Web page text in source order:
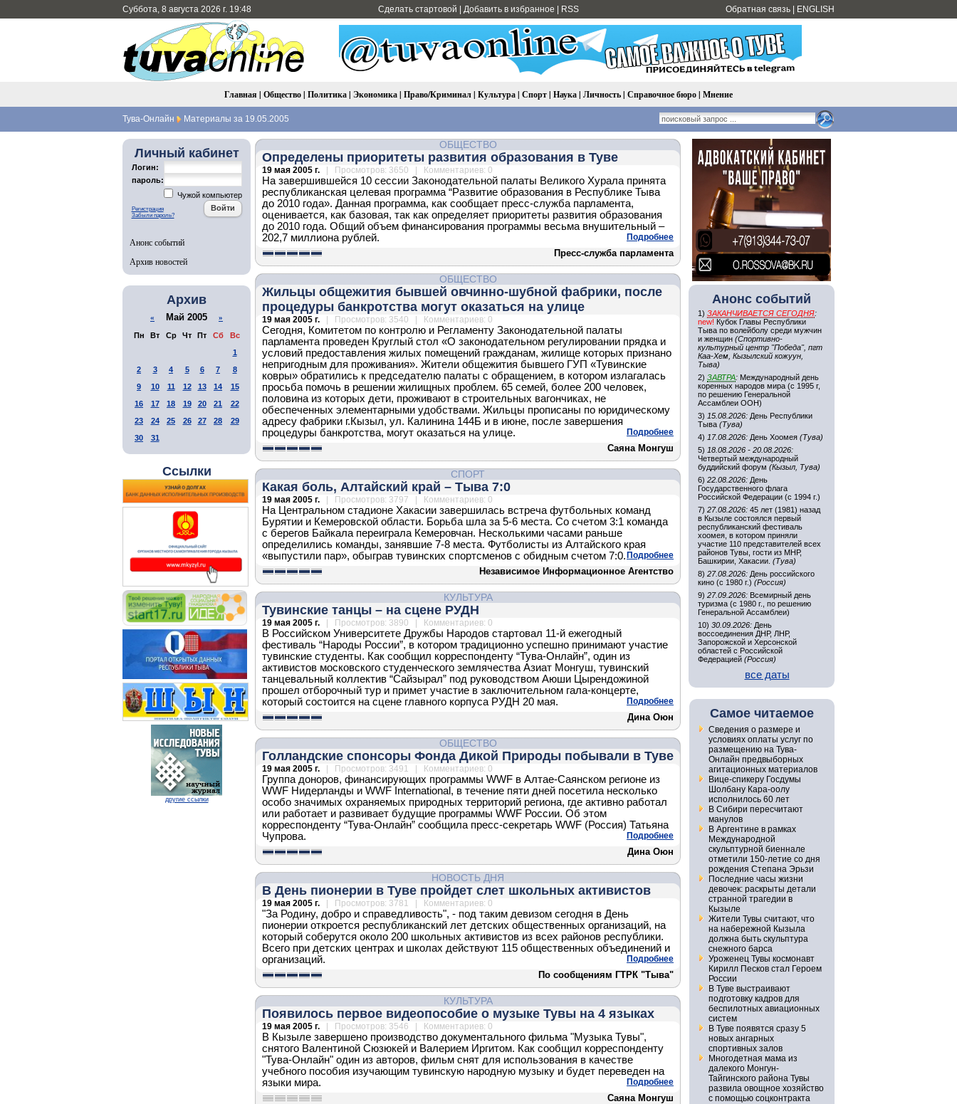
Суббота, 8 августа 2026 г. 19:48 Сделать стартовой Добавить в избранное RSS Обратная связь ENGLISH
Главная | Общество| Политика| Экономика| Право/Криминал| Культура| Спорт| Наука| Личность| Справочное бюро| Мнение
Тува-Онлайн Материалы за 19.05.2005
Личный кабинет
Логин:
пароль:
Чужой компьютер
Регистрация
Забыли пароль?
Анонс событий
Архив новостей
Архив
« Май 2005 »
Пн Вт Ср Чт Пт Сб
Вс
1
2
3 4 5 6 7
8
9
10 11 12 13 14
15
16
17 18 19 20 21
22
23
24 25 26 27 28
29
30
31
Ссылки
другие ссылки
ОБЩЕСТВО
Определены приоритеты развития образования в Туве
19 мая 2005 г. | Просмотров: 3650 | Комментариев: 0
На завершившейся 10 сессии Законодательной палаты Великого Хурала принята
республиканская целевая программа “Развитие образования в Республике Тыва
до 2010 года». Данная программа, как сообщает пресс-служба парламента,
оценивается, как базовая, так как определяет приоритеты развития образования
до 2010 года. Общий объем финансирования программы весьма внушительный –
202,7 миллиона рублей.
Подробнее
Пресс-служба парламента
ОБЩЕСТВО
Жильцы общежития бывшей овчинно-шубной фабрики, после
процедуры банкротства могут оказаться на улице
19 мая 2005 г. | Просмотров: 3540 | Комментариев: 0
Сегодня, Комитетом по контролю и Регламенту Законодательной палаты
парламента проведен Круглый стол «О законодательном регулировании прядка и
условий предоставления жилых помещений гражданам, жилище которых признано
непригодным для проживания». Жители общежития бывшего ГУП «Тувинские
ковры» обратились к председателю палаты с обращением, в котором излагалась
просьба помочь в решении жилищных проблем. 65 семей, более 200 человек,
половина из которых дети, проживают в строительных вагончиках, не
обеспеченных элементарными удобствами. Жильцы прописаны по юридическому
адресу фабрики г.Кызыл, ул. Калинина 144Б и в июне, после завершения
процедуры банкротства, могут оказаться на улице.
Подробнее
Саяна Монгуш
СПОРТ
Какая боль, Алтайский край – Тыва 7:0
19 мая 2005 г. | Просмотров: 3797 | Комментариев: 0
На Центральном стадионе Хакасии завершилась встреча футбольных команд
Бурятии и Кемеровской области. Борьба шла за 5-6 места. Со счетом 3:1 команда
с берегов Байкала переиграла Кемеровчан. Несколькими часами раньше
определились команды, занявшие 7-8 места. Футболисты из Алтайского края
«выпустили пар», обыграв тувинских спортсменов с обидным счетом 7:0. Подробнее
Независимое Информационное Агентство
КУЛЬТУРА
Тувинские танцы – на сцене РУДН
19 мая 2005 г. | Просмотров: 3890 | Комментариев: 0
В Российском Университете Дружбы Народов стартовал 11-й ежегодный
фестиваль “Народы России”, в котором традиционно успешно принимают участие
тувинские студенты. Как сообщил корреспонденту “Тува-Онлайн”, один из
активистов московского студенческого землячества Азиат Монгуш, тувинский
танцевальный коллектив “Сайзырал” под руководством Аюши Цырендожиной
прошел отборочный тур и примет участие в заключительном гала-концерте,
который состоится на сцене главного корпуса РУДН 20 мая.
Подробнее
Дина Оюн
ОБЩЕСТВО
Голландские спонсоры Фонда Дикой Природы побывали в Туве
19 мая 2005 г. | Просмотров: 3491 | Комментариев: 0
Группа доноров, финансирующих программы WWF в Алтае-Саянском регионе из
WWF Нидерланды и WWF International, в течение пяти дней посетила несколько
особо значимых охраняемых природных территорий региона, где активно работал
или работает и развивает будущие программы WWF России. Об этом
корреспонденту “Тува-Онлайн” сообщила пресс-секретарь WWF (Россия) Татьяна
Чупрова.
Подробнее
Дина Оюн
НОВОСТЬ ДНЯ
В День пионерии в Туве пройдет слет школьных активистов
19 мая 2005 г. | Просмотров: 3781 | Комментариев: 0
"За Родину, добро и справедливость", - под таким девизом сегодня в День
пионерии откроется республиканский лет детских общественных организаций, на
который соберутся около 200 школьных активистов из всех районов республики.
Всего при детских центрах и школах действуют 115 общественных объединений и
организаций.
Подробнее
По сообщениям ГТРК "Тыва"
КУЛЬТУРА
Появилось первое видеопособие о музыке Тувы на 4 языках
19 мая 2005 г. | Просмотров: 3546 | Комментариев: 0
В Кызыле завершено производство документального фильма "Музыка Тувы",
снятого Валентиной Сюзюкей и Валерием Иргитом. Как сообщил корреспонденту
"Тува-Онлайн" один из авторов, фильм снят для использования в качестве
учебного пособия изучающим тувинскую народную музыку и будет переведен на
языки мира.
Подробнее
Саяна Монгуш
Анонс событий
1) ЗАКАНЧИВАЕТСЯ СЕГОДНЯ:
new! Кубок Главы Республики
Тыва по волейболу среди мужчин
и женщин (Спортивно-
культурный центр "Победа", пгт
Каа-Хем, Кызылский кожуун,
Тыва)
2) ЗАВТРА: Международный день
коренных народов мира (с 1995 г,
по решению Генеральной
Ассамблеи ООН)
3) 15.08.2026: День Республики
Тыва (Тува)
4) 17.08.2026: День Хоомея (Тува)
5) 18.08.2026 - 20.08.2026:
Четвертый международный
буддийский форум (Кызыл, Тува)
6) 22.08.2026: День
Государственного флага
Российской Федерации (с 1994 г.)
7) 27.08.2026: 45 лет (1981) назад
в Кызыле состоялся первый
республиканский фестиваль
хоомея, в котором приняли
участие 110 представителей всех
районов Тувы, гости из МНР,
Башкирии, Хакасии. (Тува)
8) 27.08.2026: День российского
кино (с 1980 г.) (Россия)
9) 27.09.2026: Всемирный день
туризма (с 1980 г., по решению
Генеральной Ассамблеи)
10) 30.09.2026: День
воссоединения ДНР, ЛНР,
Запорожской и Херсонской
областей с Российской
Федерацией (Россия)
все даты
Самое читаемое
Сведения о размере и
условиях оплаты услуг по
размещению на Тува-
Онлайн предвыборных
агитационных материалов
Вице-спикеру Госдумы
Шолбану Кара-оолу
исполнилось 60 лет
В Сибири пересчитают
манулов
В Аргентине в рамках
Международной
скульптурной биеннале
отметили 150-летие со дня
рождения Степана Эрьзи
Последние часы жизни
девочек: раскрыты детали
странной трагедии в
Кызыле
Жители Тувы считают, что
на набережной Кызыла
должна быть скульптура
снежного барса
Уроженец Тувы космонавт
Кирилл Песков стал Героем
России
В Туве выстраивают
подготовку кадров для
беспилотных авиационных
систем
В Туве появятся сразу 5
новых ангарных
спортивных залов
Многодетная мама из
далекого Монгун-
Тайгинского района Тувы
развила овощное хозяйство
с помощью соцконтракта